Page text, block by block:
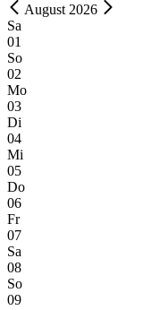
August 2026
Sa
01
So
02
Mo
03
Di
04
Mi
05
Do
06
Fr
07
Sa
08
So
09